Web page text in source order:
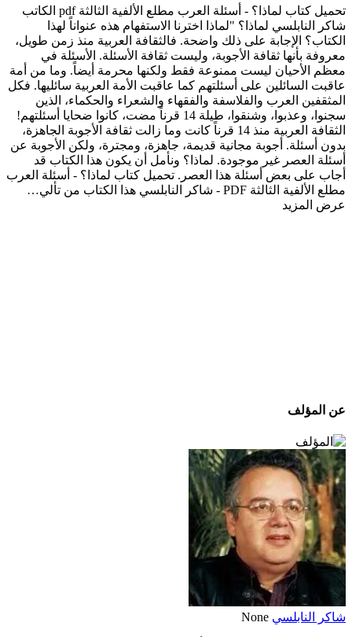
تحميل كتاب لماذا؟ - أسئلة العرب مطلع الألفية الثالثة pdf الكاتب
شاكر النابلسي لماذا؟ "لماذا اخترنا الاستفهام هذه عنواناً لهذا
الكتاب؟ الإجابة على ذلك واضحة. فالثقافة العربية منذ زمن طويل،
معروفة بأنها ثقافة الأجوبة، وليست ثقافة الأسئلة. الأسئلة في
معظم الأحيان ليست ممنوعة فقط ولكنها محرمة أيضاً. وما من أمة
عاقبت السائلين على أسئلتهم كما عاقبت الأمة العربية سائليها. فكل
المثقفين العرب والفلاسفة والفقهاء والشعراء والحكماء، الذين
سجنوا، وعذبوا، وشنقوا، طيلة 14 قرناً مضت، كانوا ضحايا أسئلتهم!
الثقافة العربية منذ 14 قرناً كانت وما زالت ثقافة الأجوبة الجاهزة،
بدون أسئلة. أجوبة مجانية قديمة، جاهزة، ومجترة، ولكن الأجوبة عن
أسئلة العصر غير موجودة. لماذا؟ ونأمل أن يكون هذا الكتاب قد
أجاب على بعض أسئلة هذا العصر. تحميل كتاب لماذا؟ - أسئلة العرب
مطلع الألفية الثالثة PDF - شاكر النابلسي هذا الكتاب من تألي…
عرض المزيد
عن المؤلف
شاكر النابلسي None